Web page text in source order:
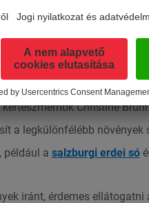
Adnet-ben. A kert
Christine
a legkülönfélébb növények
például a salzburgi erdei só
iránt, érdemes